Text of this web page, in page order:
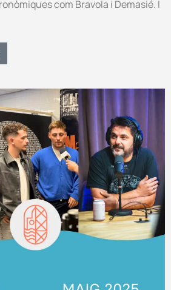
com Bravola i Demasié. I